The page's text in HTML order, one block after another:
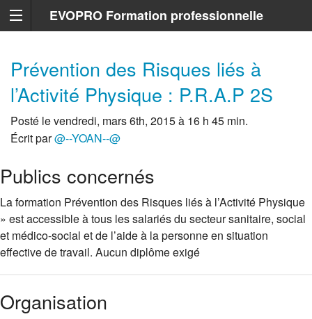
EVOPRO Formation professionnelle
Prévention des Risques liés à
l’Activité Physique : P.R.A.P 2S
Posté le vendredi, mars 6th, 2015 à 16 h 45 min.
Écrit par@--YOAN--@
Publics concernés
La formation Prévention des Risques liés à l’Activité Physique
» est accessible à tous les salariés du secteur sanitaire, social
et médico-social et de l’aide à la personne en situation
effective de travail. Aucun diplôme exigé
Organisation